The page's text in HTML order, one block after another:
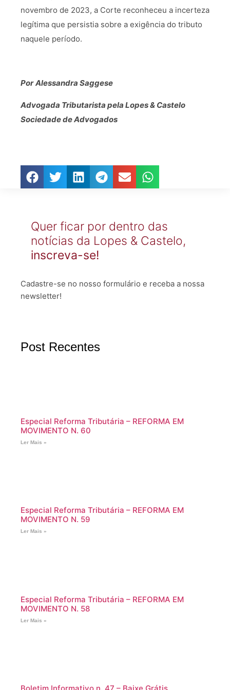
novembro de 2023, a Corte reconheceu a incerteza
legítima que persistia sobre a exigência do tributo
naquele período.
Por Alessandra Saggese
Advogada Tributarista pela Lopes & Castelo
Sociedade de Advogados
Quer ficar por dentro das
notícias da Lopes & Castelo,
inscreva-se!
Cadastre-se no nosso formulário e receba a nossa
newsletter!
Post Recentes
Especial Reforma Tributária – REFORMA EM
MOVIMENTO N. 60
Ler Mais »
Especial Reforma Tributária – REFORMA EM
MOVIMENTO N. 59
Ler Mais »
Especial Reforma Tributária – REFORMA EM
MOVIMENTO N. 58
Ler Mais »